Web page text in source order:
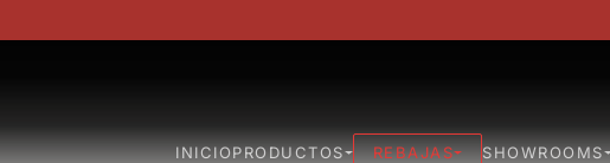
INICIOPRODUCTOS REBAJAS SHOWROOMS